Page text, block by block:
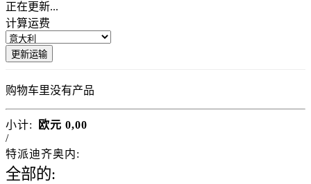
正在更新...
计算运费
更新运输
购物车里没有产品
小计: 欧元 0,00
/
特派迪齐奥内:
全部的: